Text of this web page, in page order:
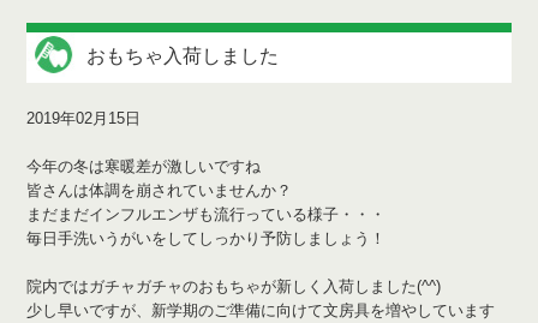
おもちゃ入荷しました
2019年02月15日
今年の冬は寒暖差が激しいですね
皆さんは体調を崩されていませんか？
まだまだインフルエンザも流行っている様子・・・
毎日手洗いうがいをしてしっかり予防しましょう！
院内ではガチャガチャのおもちゃが新しく入荷しました(^^)
少し早いですが、新学期のご準備に向けて文房具を増やしています